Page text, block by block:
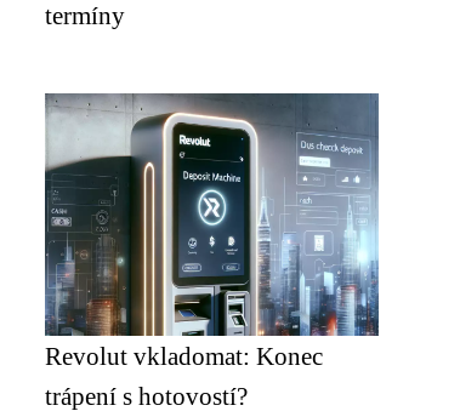
termíny
Revolut vkladomat: Konec
trápení s hotovostí?